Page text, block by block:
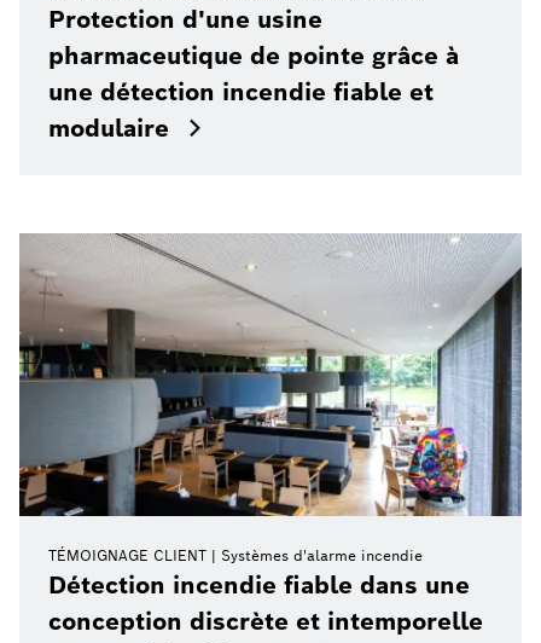
Protection d'une usine
pharmaceutique de pointe grâce à
une détection incendie fiable et
modulaire
TÉMOIGNAGE CLIENT Systèmes d'alarme incendie
Détection incendie fiable dans une
conception discrète et intemporelle